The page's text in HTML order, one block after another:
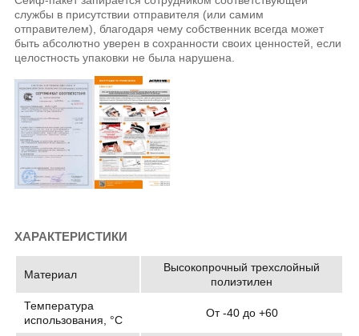
службы в присутствии отправителя (или самим
отправителем), благодаря чему собственник всегда может
быть абсолютно уверен в сохранности своих ценностей, если
целостность упаковки не была нарушена.
ХАРАКТЕРИСТИКИ
Материал
Высокопрочный трехслойный
полиэтилен
Температура
использования, °C
От -40 до +60